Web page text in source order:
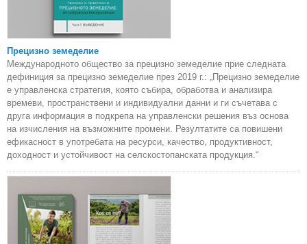
Прецизно земеделие
Международното общество за прецизно земеделие прие следната
дефиниция за прецизно земеделие през 2019 г.: „Прецизно земеделие
е управленска стратегия, която събира, обработва и анализира
времеви, пространствени и индивидуални данни и ги съчетава с
друга информация в подкрепа на управленски решения въз основа
на изчисления на възможните промени. Резултатите са повишени
ефикасност в употребата на ресурси, качество, продуктивност,
доходност и устойчивост на селскостопанската продукция.“